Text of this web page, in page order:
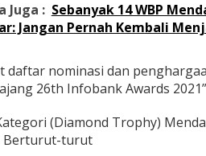
Juga : Sebanyak 14 WBP
Jangan Pernah Kembali
daftar nominasi dan
26th Infobank Awards 2021”
(Diamond Trophy)
Berturut-turut